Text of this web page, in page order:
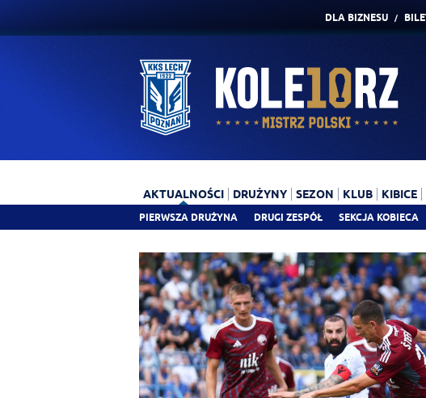
DLA BIZNESU
AKTUALNOŚCI
PIERWSZA DRUŻYNA DRUGI ZESPÓŁ SEKCJA KOBIECA
DRUŻYNY SEZON KLUB KIBICE